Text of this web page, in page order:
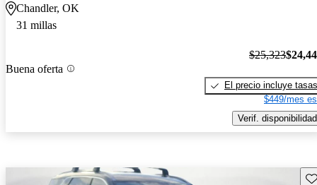
Chandler, OK
31 millas
Buena oferta
$25,323
El precio incluye tasas
$449/mes
Verif. disponibilidad